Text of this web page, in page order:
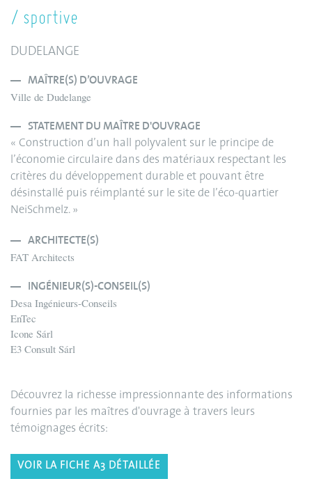
/ sportive
DUDELANGE
MAÎTRE(S) D’OUVRAGE
Ville de Dudelange
STATEMENT DU MAÎTRE D'OUVRAGE
« Construction d’un hall polyvalent sur le principe de
l’économie circulaire dans des matériaux respectant les
critères du développement durable et pouvant être
désinstallé puis réimplanté sur le site de l’éco-quartier
NeiSchmelz. »
ARCHITECTE(S)
FAT Architects
INGÉNIEUR(S)-CONSEIL(S)
Desa Ingénieurs-Conseils
EnTec
Icone Sárl
E3 Consult Sárl
Découvrez la richesse impressionnante des informations
fournies par les maîtres d'ouvrage à travers leurs
témoignages écrits:
VOIR LA FICHE A3 DÉTAILLÉE